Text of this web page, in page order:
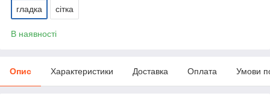
гладка сітка
В наявності
Опис Характеристики Доставка Оплата Умови